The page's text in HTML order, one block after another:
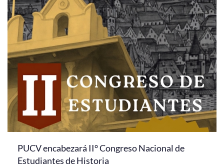
PUCV encabezará II° Congreso Nacional de
Estudiantes de Historia